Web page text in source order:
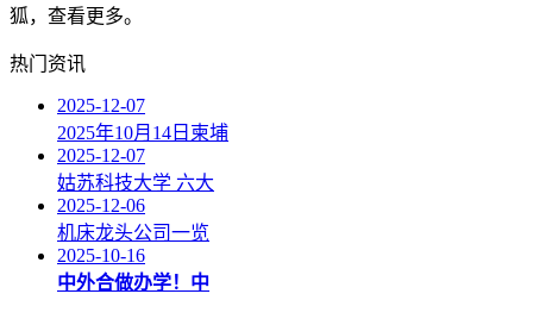
狐，查看更多。
热门资讯
2025-12-07
2025年10月14日柬埔
2025-12-07
姑苏科技大学 六大
2025-12-06
机床龙头公司一览
2025-10-16
中外合做办学！中